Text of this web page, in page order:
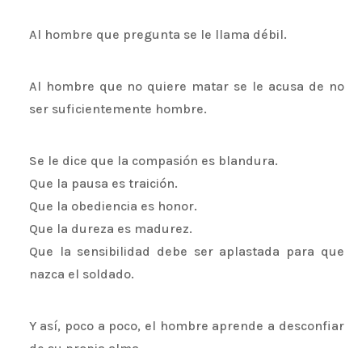
Al hombre que pregunta se le llama débil.
Al hombre que no quiere matar se le acusa de no
ser suficientemente hombre.
Se le dice que la compasión es blandura.
Que la pausa es traición.
Que la obediencia es honor.
Que la dureza es madurez.
Que la sensibilidad debe ser aplastada para que
nazca el soldado.
Y así, poco a poco, el hombre aprende a desconfiar